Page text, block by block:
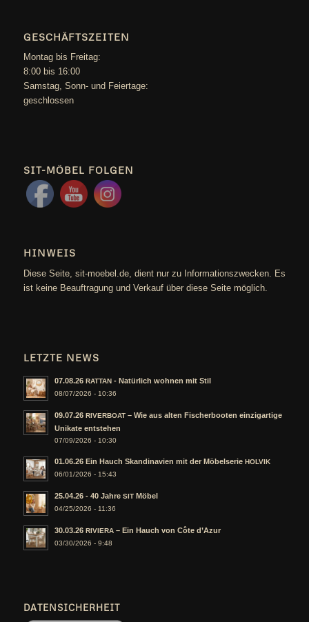
GESCHÄFTSZEITEN
Mon­tag bis Freitag:
8:00 bis 16:00
Sams­tag, Sonn- und Feiertage:
geschlossen
SIT-MÖBEL FOLGEN
HINWEIS
Die­se Sei­te, sit-moebel.de, dient nur zu Infor­ma­ti­ons­zwe­cken. Es
ist kei­ne Beauf­tra­gung und Ver­kauf über die­se Sei­te möglich.
LETZTE NEWS
07.08.26 RATTAN- Natürlich wohnen mit Stil
08/07/2026 - 10:36
09.07.26 RIVERBOAT– Wie aus alten Fischerbooten einzigartige
Unikate entstehen
07/09/2026 - 10:30
01.06.26 Ein Hauch Skandinavien mit der Möbelserie HOLVIK
06/01/2026 - 15:43
25.04.26 - 40 Jahre SITMöbel
04/25/2026 - 11:36
30.03.26 RIVIERA– Ein Hauch von Côte d’Azur
03/30/2026 - 9:48
DATENSICHERHEIT